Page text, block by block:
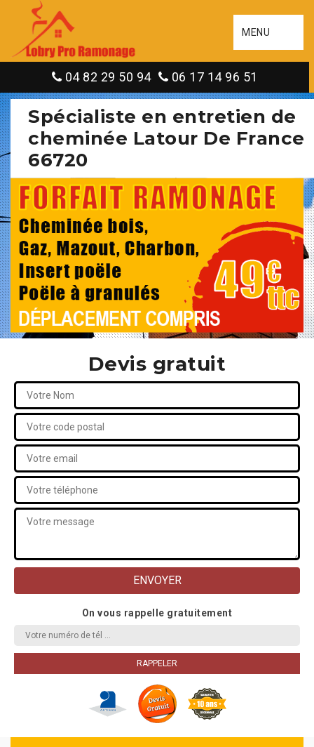
MENU
04 82 29 50 94 06 17 14 96 51
Spécialiste en entretien de
cheminée Latour De France
66720
Devis gratuit
On vous rappelle gratuitement